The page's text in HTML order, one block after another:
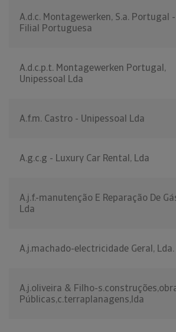
A.d.c. Montagewerken, S.a. Portugal -
Filial Portuguesa
A.d.c.p.t. Montagewerken Portugal,
Unipessoal Lda
A.f.m. Castro - Unipessoal Lda
A.g.c.g - Luxury Car Rental, Lda
A.j.f.-manutenção E Reparação De
Lda
A.j.machado-electricidade Geral, Lda.
A.j.oliveira & Filho-
Públicas,c.terraplanagens,lda